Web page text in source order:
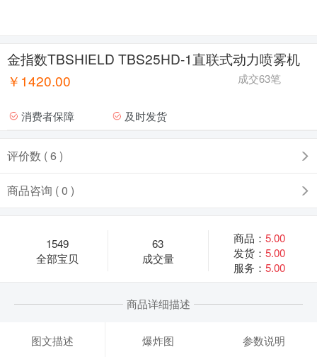
金指数TBSHIELD TBS25HD-1直联式动力喷雾机
￥1420.00
成交63笔
消费者保障 及时发货
评价数 ( 6 )
商品咨询 ( 0 )
1549
全部宝贝
63
成交量
商品：5.00
发货：5.00
服务：5.00
商品详细描述
图文描述 爆炸图 参数说明